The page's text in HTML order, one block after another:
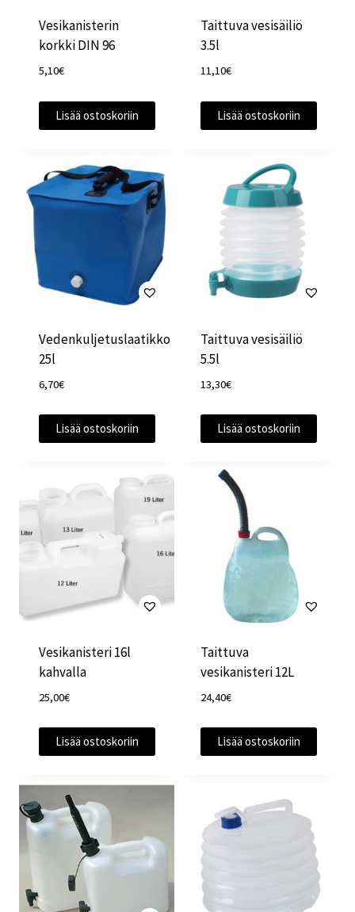
Vesikanisterin
korkki DIN 96
5,10€
Lisää ostoskoriin
Taittuva vesisäiliö
3.5l
11,10€
Lisää ostoskoriin
Vedenkuljetuslaatikko
25l
6,70€
Lisää ostoskoriin
Taittuva vesisäiliö
5.5l
13,30€
Lisää ostoskoriin
Vesikanisteri 16l
kahvalla
25,00€
Lisää ostoskoriin
Taittuva
vesikanisteri 12L
24,40€
Lisää ostoskoriin